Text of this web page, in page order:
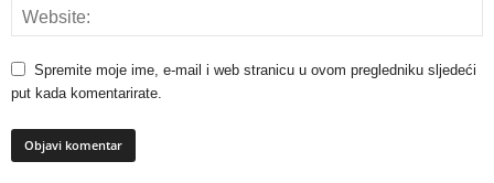
Spremite moje ime, e-mail i web stranicu u ovom pregledniku sljedeći
put kada komentarirate.